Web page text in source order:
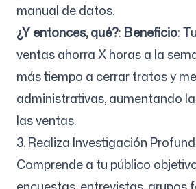
manual de datos.
¿Y entonces, qué?: Beneficio:
ventas ahorra X horas a la
más tiempo a cerrar tratos y
administrativas, aumentando
las ventas.
3. Realiza Investigación
Comprende a tu público